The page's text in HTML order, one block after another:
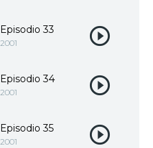
Episodio 33
2001
Episodio 34
2001
Episodio 35
2001